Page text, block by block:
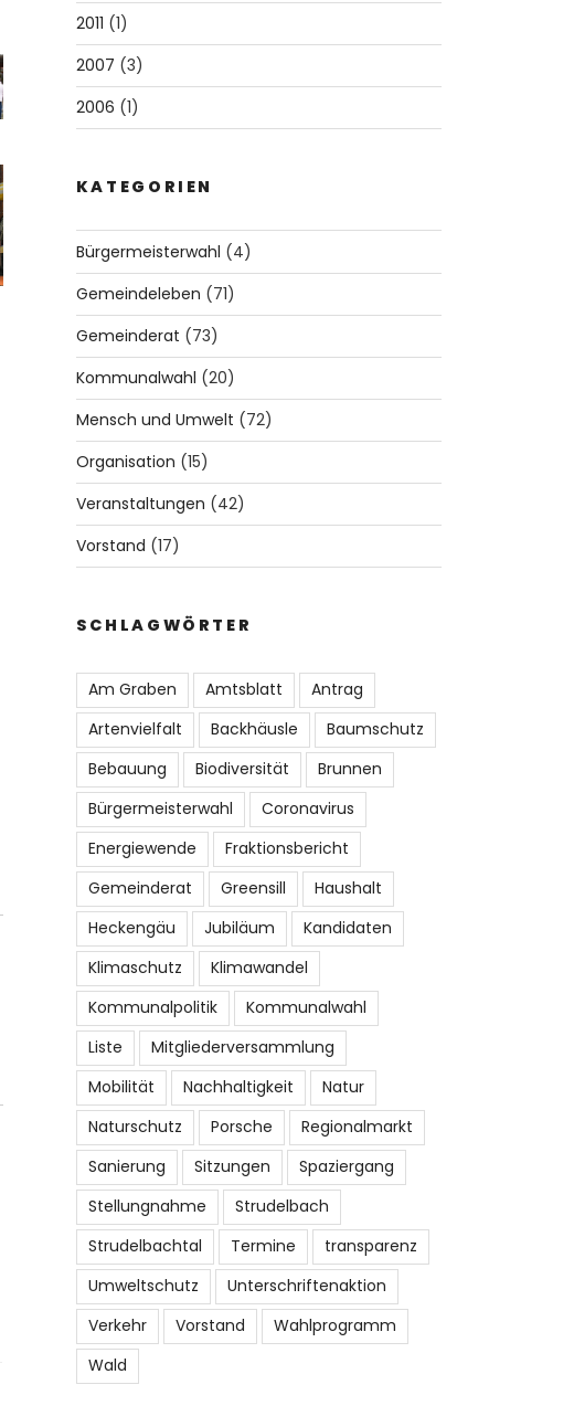
2011 (1)
2007 (3)
2006 (1)
KATEGORIEN
Bürgermeisterwahl (4)
Gemeindeleben (71)
Gemeinderat (73)
Kommunalwahl (20)
Mensch und Umwelt (72)
Organisation (15)
Veranstaltungen (42)
Vorstand (17)
SCHLAGWÖRTER
Am Graben Amtsblatt
Antrag
Artenvielfalt
Backhäusle
Baumschutz
Bebauung
Biodiversität
Brunnen
Bürgermeisterwahl
Coronavirus
Energiewende
Fraktionsbericht
Gemeinderat
Greensill
Haushalt
Heckengäu
Jubiläum
Kandidaten
Klimaschutz
Klimawandel
Kommunalpolitik
Kommunalwahl
Liste
Mitgliederversammlung
Mobilität
Nachhaltigkeit
Natur
Naturschutz
Porsche
Regionalmarkt
Sanierung
Sitzungen
Spaziergang
Stellungnahme
Strudelbach
Strudelbachtal
Termine
transparenz
Umweltschutz
Unterschriftenaktion
Verkehr
Vorstand
Wahlprogramm
Wald